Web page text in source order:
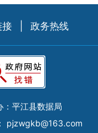
接 政务热线
：平江县数据局
pjzwgkb@163.com